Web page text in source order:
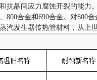
抗晶间应力腐蚀开裂的能
800合金和690合金。对600
汽发生器传热管材料，从上